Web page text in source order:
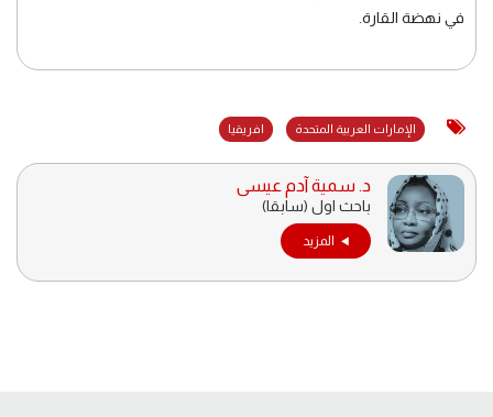
في نهضة القارة.
الإمارات العربية المتحدة افريقيا
د. سمية آدم عيسى
باحث اول (سابقا)
المزيد